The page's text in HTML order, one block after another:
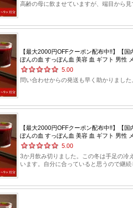
高齢の母に飲ませていますが、端目から
【最大2000円OFFクーポン配布中!!】【
ぽんの血 すっぽん血 美容 血 ギフト 男性
5.00
問い合わせからの発送も早く助かりまし
【最大2000円OFFクーポン配布中!!】【
ぽんの血 すっぽん血 美容 血 ギフト 男性
5.00
3か月飲み切りました。この冬は手足の冷
います。自分に合っていると思うので継